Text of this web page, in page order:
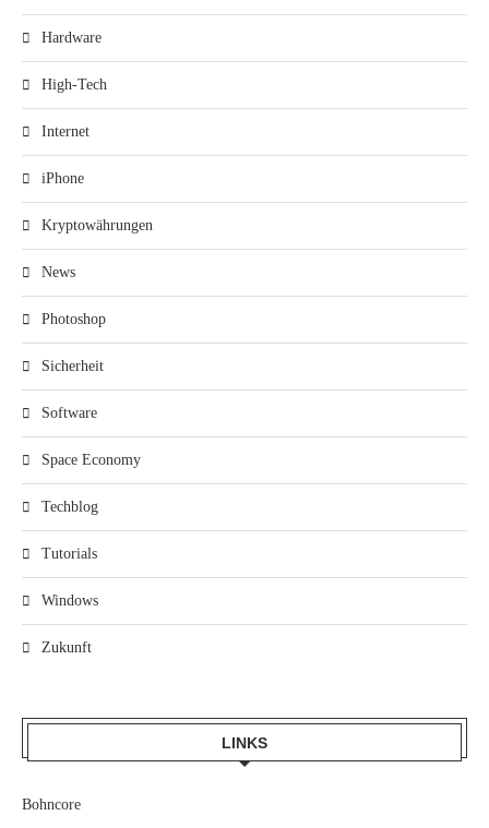
Hardware
High-Tech
Internet
iPhone
Kryptowährungen
News
Photoshop
Sicherheit
Software
Space Economy
Techblog
Tutorials
Windows
Zukunft
LINKS
Bohncore